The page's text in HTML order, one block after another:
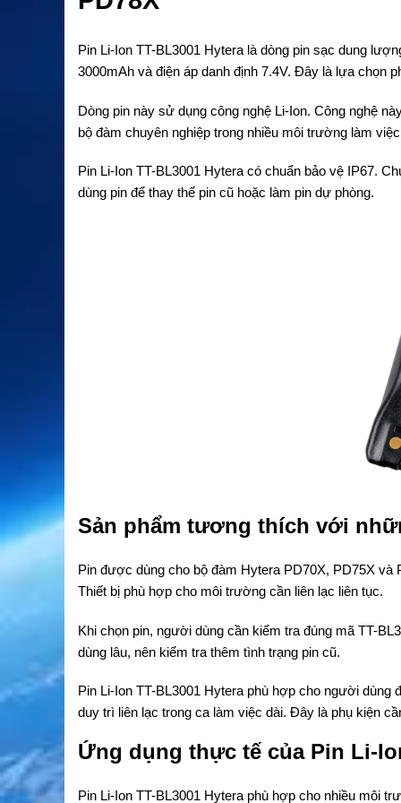
Pin Li-Ion TT-BL3001 Hytera là dòng pin sạc dung
3000mAh và điện áp danh định 7.4V. Đây là lựa chọn
Dòng pin này sử dụng công nghệ Li-Ion. Công nghệ
bộ đàm chuyên nghiệp trong nhiều môi trường làm
Pin Li-Ion TT-BL3001 Hytera có chuẩn bảo vệ IP67.
dùng pin để thay thế pin cũ hoặc làm pin dự phòng.
Sản phẩm tương thích với
Pin được dùng cho bộ đàm Hytera PD70X, PD75X
Thiết bị phù hợp cho môi trường cần liên lạc liên tục.
Khi chọn pin, người dùng cần kiểm tra đúng mã TT-
dùng lâu, nên kiểm tra thêm tình trạng pin cũ.
Pin Li-Ion TT-BL3001 Hytera phù hợp cho người dùng
duy trì liên lạc trong ca làm việc dài. Đây là phụ kiện
Ứng dụng thực tế của Pin Li-
Pin Li-Ion TT-BL3001 Hytera phù hợp cho nhiều môi